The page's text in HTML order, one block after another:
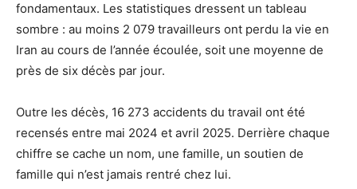
fondamentaux. Les statistiques dressent un tableau
sombre : au moins 2 079 travailleurs ont perdu la vie en
Iran au cours de l’année écoulée, soit une moyenne de
près de six décès par jour.
Outre les décès, 16 273 accidents du travail ont été
recensés entre mai 2024 et avril 2025. Derrière chaque
chiffre se cache un nom, une famille, un soutien de
famille qui n’est jamais rentré chez lui.